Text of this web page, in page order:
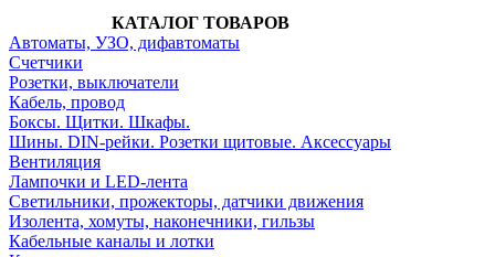
КАТАЛОГ ТОВАРОВ
Автоматы, УЗО, дифавтоматы
Счетчики
Розетки, выключатели
Кабель, провод
Боксы. Щитки. Шкафы.
Шины. DIN-рейки. Розетки щитовые. Аксессуары
Вентиляция
Лампочки и LED-лента
Светильники, прожекторы, датчики движения
Изолента, хомуты, наконечники, гильзы
Кабельные каналы и лотки